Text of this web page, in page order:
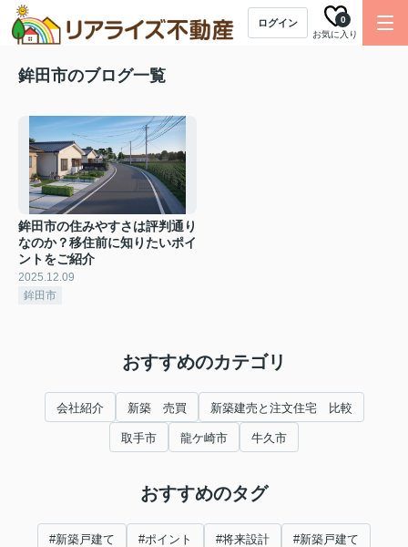
ログイン
お気に入り
0
鉾田市のブログ一覧
鉾田市の住みやすさは評判通り
なのか？移住前に知りたいポイ
ントをご紹介
2025.12.09
鉾田市
おすすめのカテゴリ
会社紹介 新築 売買 新築建売と注文住宅 比較
取手市 龍ケ崎市 牛久市
おすすめのタグ
#新築戸建て #ポイント #将来設計 #新築戸建て